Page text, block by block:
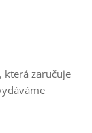
která zaručuje